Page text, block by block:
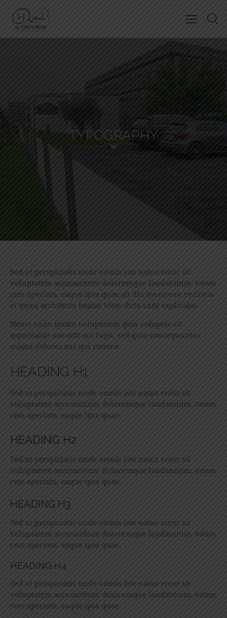
TYPOGRAPHY
Sed ut perspiciatis unde omnis iste natus error sit
voluptatem accusantium doloremque laudantium, totam
rem aperiam, eaque ipsa quae ab illo inventore veritatis
et quasi architecto beatae vitae dicta sunt explicabo.
Nemo enim ipsam voluptatem quia voluptas sit
aspernatur aut odit aut fugit, sed quia consequuntur
magni dolores eos qui ratione.
HEADING H1
Sed ut perspiciatis unde omnis iste natus error sit
voluptatem accusantium doloremque laudantium, totam
rem aperiam, eaque ipsa quae.
HEADING H2
Sed ut perspiciatis unde omnis iste natus error sit
voluptatem accusantium doloremque laudantium, totam
rem aperiam, eaque ipsa quae.
HEADING H3
Sed ut perspiciatis unde omnis iste natus error sit
voluptatem accusantium doloremque laudantium, totam
rem aperiam, eaque ipsa quae.
HEADING H4
Sed ut perspiciatis unde omnis iste natus error sit
voluptatem accusantium doloremque laudantium, totam
rem aperiam, eaque ipsa quae.